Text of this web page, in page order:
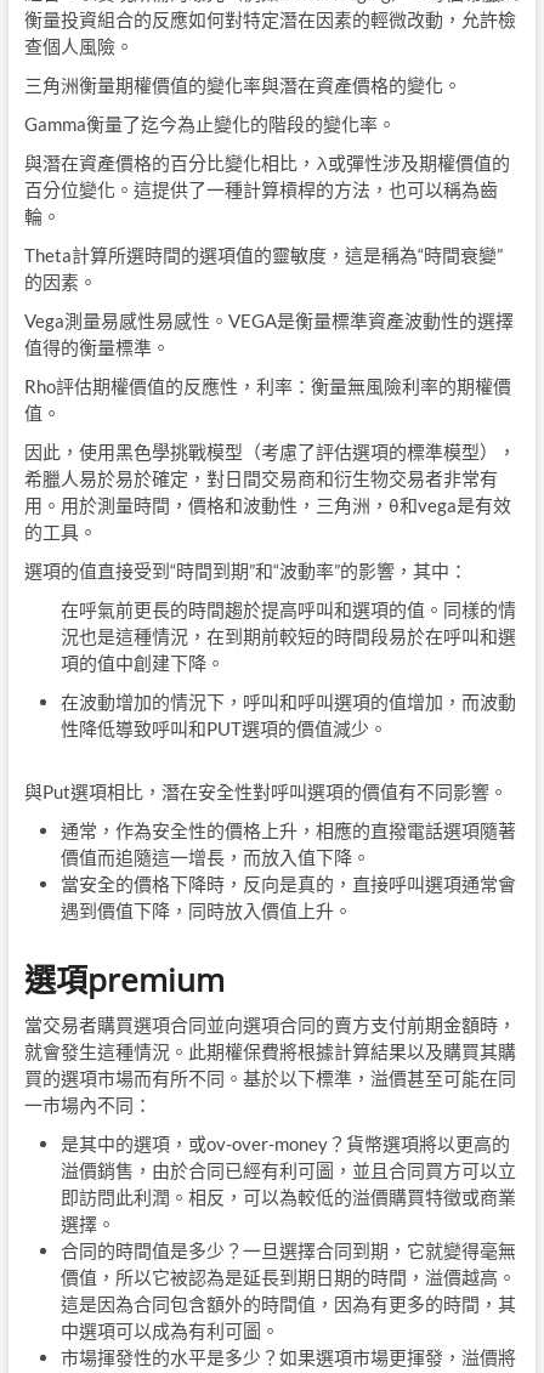
衡量投資組合的反應如何對特定潛在因素的輕微改動，允許檢
查個人風險。
三角洲衡量期權價值的變化率與潛在資產價格的變化。
Gamma衡量了迄今為止變化的階段的變化率。
與潛在資產價格的百分比變化相比，λ或彈性涉及期權價值的
百分位變化。這提供了一種計算槓桿的方法，也可以稱為齒
輪。
Theta計算所選時間的選項值的靈敏度，這是稱為“時間衰變”
的因素。
Vega測量易感性易感性。VEGA是衡量標準資產波動性的選擇
值得的衡量標準。
Rho評估期權價值的反應性，利率：衡量無風險利率的期權價
值。
因此，使用黑色學挑戰模型（考慮了評估選項的標準模型），
希臘人易於易於確定，對日間交易商和衍生物交易者非常有
用。用於測量時間，價格和波動性，三角洲，θ和vega是有效
的工具。
選項的值直接受到“時間到期”和“波動率”的影響，其中：
在呼氣前更長的時間趨於提高呼叫和選項的值。同樣的情
況也是這種情況，在到期前較短的時間段易於在呼叫和選
項的值中創建下降。
在波動增加的情況下，呼叫和呼叫選項的值增加，而波動
性降低導致呼叫和PUT選項的價值減少。
與Put選項相比，潛在安全性對呼叫選項的價值有不同影響。
通常，作為安全性的價格上升，相應的直撥電話選項隨著
價值而追隨這一增長，而放入值下降。
當安全的價格下降時，反向是真的，直接呼叫選項通常會
遇到價值下降，同時放入價值上升。
選項premium
當交易者購買選項合同並向選項合同的賣方支付前期金額時，
就會發生這種情況。此期權保費將根據計算結果以及購買其購
買的選項市場而有所不同。基於以下標準，溢價甚至可能在同
一市場內不同：
是其中的選項，或ov-over-money？貨幣選項將以更高的
溢價銷售，由於合同已經有利可圖，並且合同買方可以立
即訪問此利潤。相反，可以為較低的溢價購買特徵或商業
選擇。
合同的時間值是多少？一旦選擇合同到期，它就變得毫無
價值，所以它被認為是延長到期日期的時間，溢價越高。
這是因為合同包含額外的時間值，因為有更多的時間，其
中選項可以成為有利可圖。
市場揮發性的水平是多少？如果選項市場更揮發，溢價將